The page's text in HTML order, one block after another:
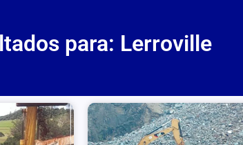
para: Lerroville